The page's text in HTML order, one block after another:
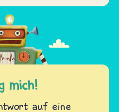
mich!
auf eine